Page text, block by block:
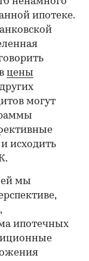
ипотеке.
цены
могут
исходить
мы
ипотечных